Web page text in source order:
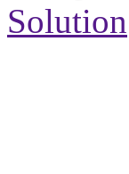
Solution